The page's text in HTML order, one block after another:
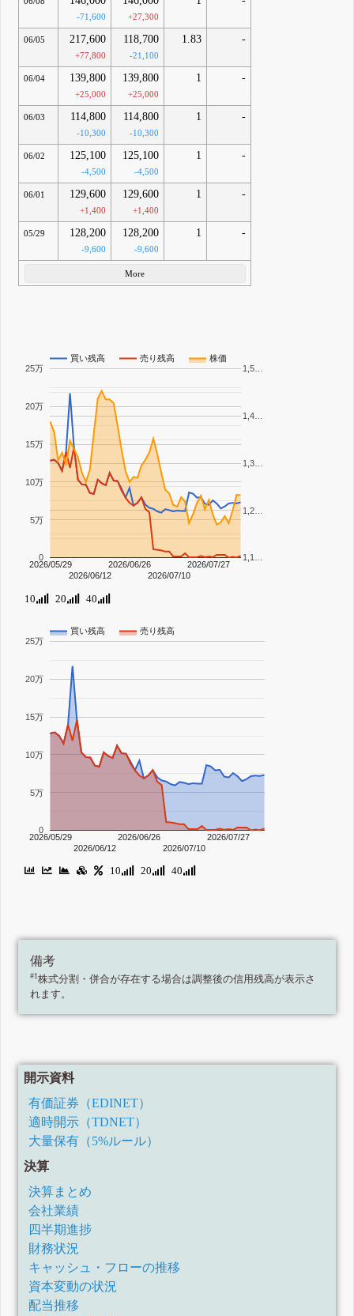
-71,600 +27,300
06/05 217,600
+77,800
118,700
-21,100
1.83 -
06/04 139,800
+25,000
139,800
+25,000
1 -
06/03 114,800
-10,300
114,800
-10,300
1 -
06/02 125,100
-4,500
125,100
-4,500
1 -
06/01 129,600
+1,400
129,600
+1,400
1 -
05/29 128,200
-9,600
128,200
-9,600
1 -
More
買い残高 売り残高 株価
2026/05/29
2026/06/12
2026/06/26
2026/07/10
2026/07/27
0
5万
10万
15万
20万
25万
1,1…
1,2…
1,3…
1,4…
1,5…
10 20 40
買い残高 売り残高
2026/05/29
2026/06/12
2026/06/26
2026/07/10
2026/07/27
0
5万
10万
15万
20万
25万
10 20 40
備考
#1株式分割・併合が存在する場合は調整後の信用残高が表示さ
れます。
開示資料
有価証券（EDINET）
適時開示（TDNET）
大量保有（5%ルール）
決算
決算まとめ
会社業績
四半期進捗
財務状況
キャッシュ・フローの推移
資本変動の状況
配当推移